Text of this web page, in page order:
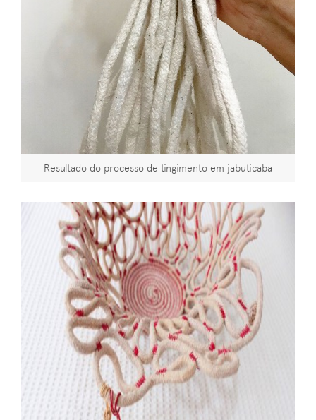
Resultado do processo de tingimento em jabuticaba